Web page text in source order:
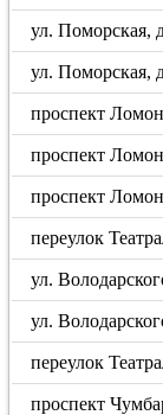
ул. Поморская,
ул. Поморская,
проспект
проспект
проспект
переулок
ул.
ул.
переулок
проспект